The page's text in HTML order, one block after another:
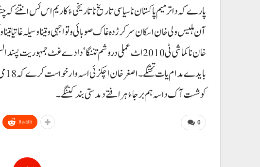
پارے کہ دا ترمیم پاکستان نا سیاسی تاریخ نا تاریخی ءُ کاریم اس ئس انتئے
آن ہلیس ولی خان اسکان سرکرڑدہ غاک صوبائی وتواجہی و تینا وسیلہ غاتیا
خان ناکماشی ٹی 2010 اٹ عملی دروشم تننگا‘ دا دے غٹ
کوشست آک داسہ ہم برجاءُ ہرافتے دمدستی بند کننگے۔
0
ReddIt